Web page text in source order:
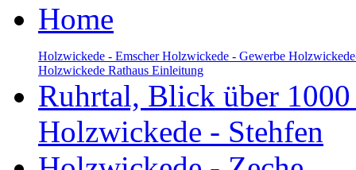
Home
Holzwickede - EmscherHolzwickede - Gewerbe
Holzwickede Rathaus Einleitung
Ruhrtal, Blick über 1000
Holzwickede - Stehfen